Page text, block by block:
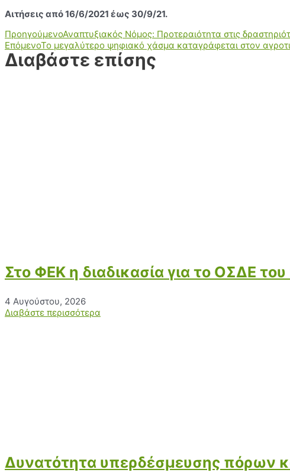
Αιτήσεις από 16/6/2021 έως 30/9/21.
ΠροηγούμενοΑναπτυξιακός Νόμος: Προτεραιότητα στις
ΕπόμενοΤο μεγαλύτερο ψηφιακό χάσμα καταγράφεται στον
Διαβάστε επίσης
Στο ΦΕΚ η διαδικασία για το ΟΣΔΕ
4 Αυγούστου, 2026
Διαβάστε περισσότερα
Δυνατότητα υπερδέσμευσης πόρων